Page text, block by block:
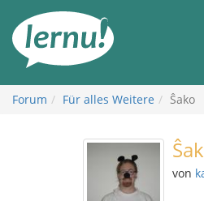
Inhalt
Forum Für alles Weitere Ŝako
von